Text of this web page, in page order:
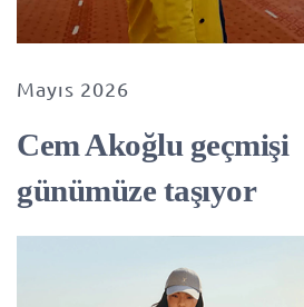
Mayıs 2026
Cem Akoğlu geçmişi
günümüze taşıyor